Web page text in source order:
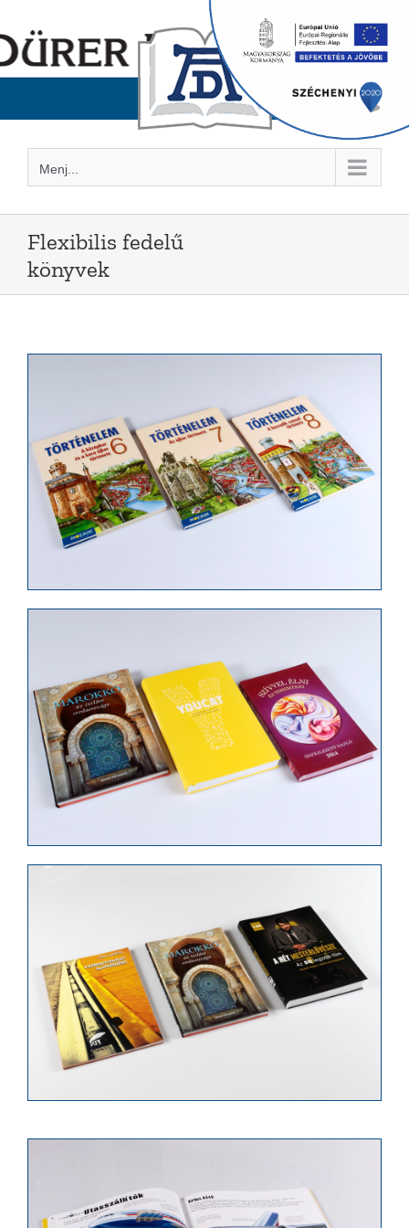
Menj...
Flexibilis fedelű
könyvek